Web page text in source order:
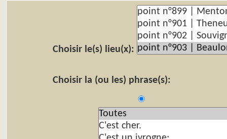
Choisir le(s) lieu(x):
Choisir la (ou les) phrase(s):